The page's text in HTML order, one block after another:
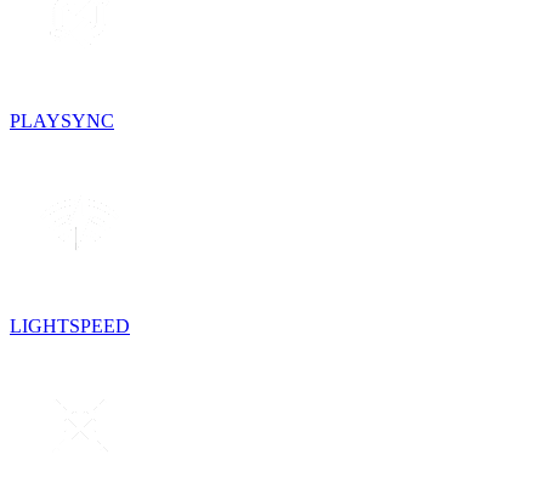
PLAYSYNC
LIGHTSPEED